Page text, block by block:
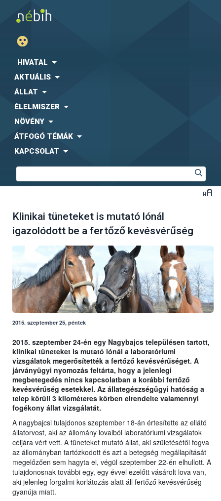
HIVATAL
AKTUÁLIS
ÁLLAT
ÉLELMISZER
NÖVÉNY
ÁTFOGÓ TÉMÁK
KAPCSOLAT
Klinikai tüneteket is mutató lónál
igazolódott be a fertőző kevésvérűség
2015. szeptember 25, péntek
2015. szeptember 24-én egy Nagybajcs településen tartott,
klinikai tüneteket is mutató lónál a laboratóriumi
vizsgálatok megerősítették a fertőző kevésvérűséget. A
járványügyi nyomozás feltárta, hogy a jelenlegi
megbetegedés nincs kapcsolatban a korábbi fertőző
kevésvérűség esetekkel. Az állategészségügyi hatóság a
telep körüli 3 kilométeres körben elrendelte valamennyi
fogékony állat vizsgálatát.
A nagybajcsi tulajdonos szeptember 18-án értesítette az ellátó
állatorvost, aki az állomány lovaiból laboratóriumi vizsgálatok
céljára vért vett. A tüneteket mutató állat, aki születésétől fogva
az állományban tartózkodott és azt a betegség megállapítását
megelőzően sem hagyta el, végül szeptember 22-én elhullott. A
tulajdonosnak további egy, egy évvel ezelőtt vásárolt lova van,
aki jelenleg forgalmi korlátozás alatt áll fertőző kevésvérűség
gyanúja miatt.